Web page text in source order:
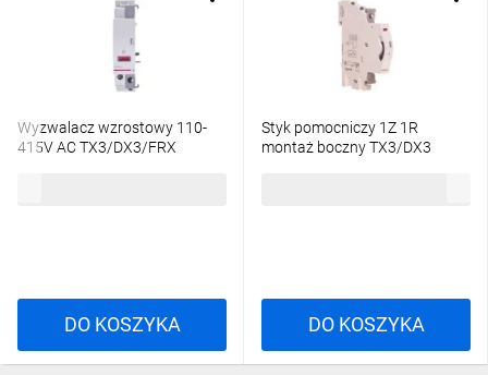
Wyzwalacz wzrostowy 110-
415V AC TX3/DX3/FRX
DO KOSZYKA
Styk pomocniczy 1Z 1R
montaż boczny TX3/DX3
DO KOSZYKA